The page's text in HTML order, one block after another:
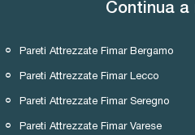
Continua a
Pareti Attrezzate Fimar Bergamo
Pareti Attrezzate Fimar Lecco
Pareti Attrezzate Fimar Seregno
Pareti Attrezzate Fimar Varese